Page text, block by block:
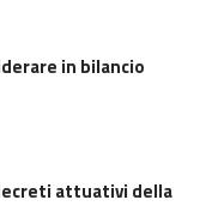
in bilancio
attuativi della